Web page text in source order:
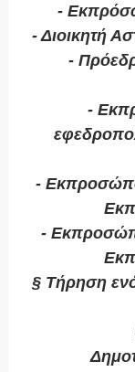
-
- Διοικητή
-
-
-
-
§ Τήρηση